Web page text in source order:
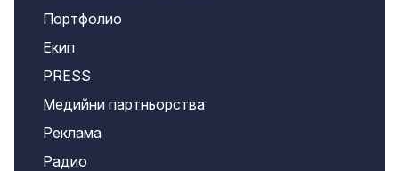
Портфолио
Екип
PRESS
Медийни партньорства
Реклама
Радио